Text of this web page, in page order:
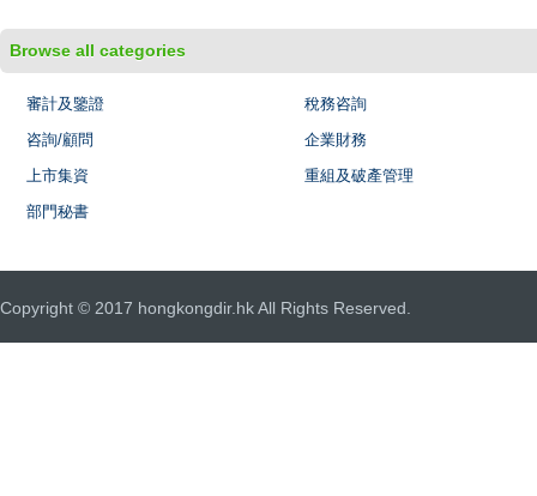
Browse all categories
審計及鑒證
稅務咨詢
咨詢/顧問
企業財務
上市集資
重組及破產管理
部門秘書
Copyright © 2017 hongkongdir.hk All Rights Reserved.